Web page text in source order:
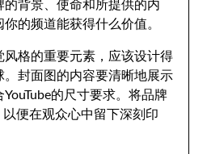
背景、使命和所提供的内
的频道能获得什么价值。
风格的重要元素，应该设计得
。封面图的内容要清晰地展示
的尺寸要求。将品牌
便在观众心中留下深刻印